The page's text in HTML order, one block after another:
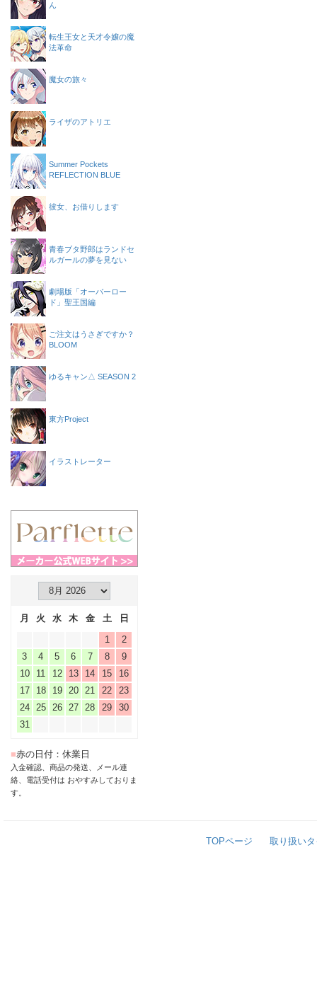
ん
転生王女と天才令嬢の魔
法革命
魔女の旅々
ライザのアトリエ
Summer Pockets
REFLECTION BLUE
彼女、お借りします
青春ブタ野郎はランドセ
ルガールの夢を見ない
劇場版「オーバーロー
ド」聖王国編
ご注文はうさぎですか？
BLOOM
ゆるキャン△ SEASON 2
東方Project
イラストレーター
月 火 水 木 金 土
日
1
2
3
4 5 6 7 8
9
10
11 12 13 14 15
16
17
18 19 20 21 22
23
24
25 26 27 28 29
30
31
■赤の日付：休業日
入金確認、商品の発送、メール連
絡、電話受付は おやすみしておりま
す。
TOPページ 取り扱い